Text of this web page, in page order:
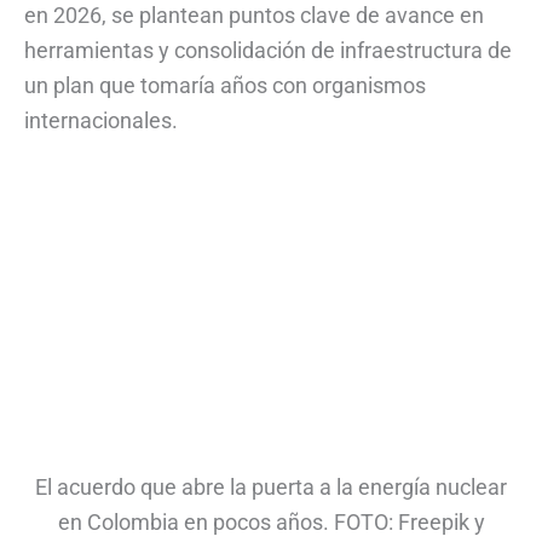
en 2026, se plantean puntos clave de avance en
herramientas y consolidación de infraestructura de
un plan que tomaría años con organismos
internacionales.
El acuerdo que abre la puerta a la energía nuclear
en Colombia en pocos años. FOTO: Freepik y